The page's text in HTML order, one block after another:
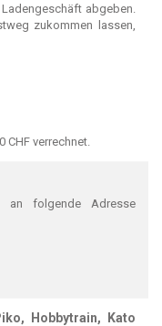
abgeben.
zukommen lassen,
CHF verrechnet.
an folgende Adresse
Hobbytrain, Kato